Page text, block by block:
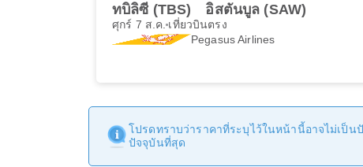
ทบิลิซี (TBS) อิสตันบูล (SAW)
ศุกร์ 7 ส.ค. เที่ยวบินตรง
Pegasus Airlines
โปรดทราบว่าราคาที่ระบุไว้ในหน้านี้อาจไม่เป็น
ปัจจุบันที่สุด